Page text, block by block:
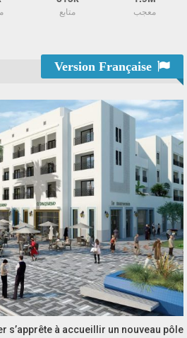
معجب متابع
s’apprête à accueillir un nouveau pôle…